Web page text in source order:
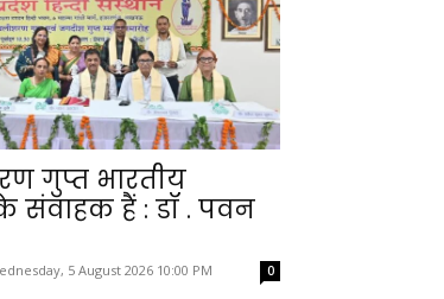
गुप्त भारतीय
संवाहक हैं : डॉ . पवन
5 August 2026 10:00 PM 0